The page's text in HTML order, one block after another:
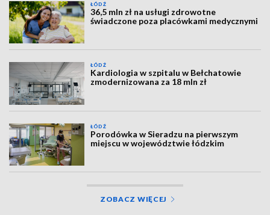
ŁÓDŹ
36,5 mln zł na usługi zdrowotne
świadczone poza placówkami medycznymi
ŁÓDŹ
Kardiologia w szpitalu w Bełchatowie
zmodernizowana za 18 mln zł
ŁÓDŹ
Porodówka w Sieradzu na pierwszym
miejscu w województwie łódzkim
ZOBACZ WIĘCEJ